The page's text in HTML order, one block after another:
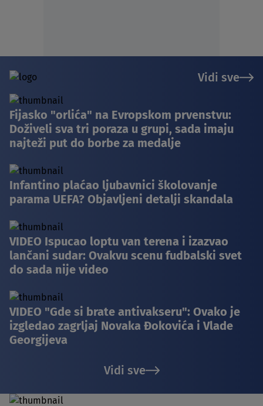
Vidi sve
Fijasko "orlića" na Evropskom prvenstvu:
Doživeli sva tri poraza u grupi, sada imaju
najteži put do borbe za medalje
Infantino plaćao ljubavnici školovanje
parama UEFA? Objavljeni detalji skandala
VIDEO Ispucao loptu van terena i izazvao
lančani sudar: Ovakvu scenu fudbalski svet
do sada nije video
VIDEO "Gde si brate antivakseru": Ovako je
izgledao zagrljaj Novaka Đokovića i Vlade
Georgijeva
Vidi sve